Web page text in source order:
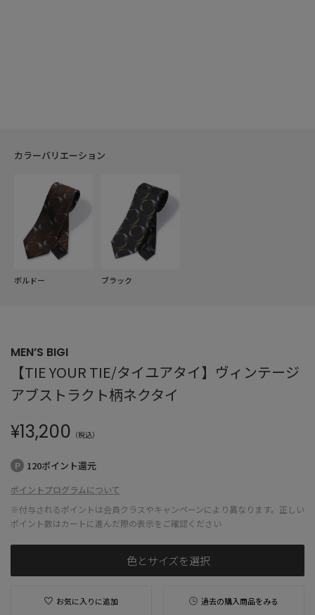
カラーバリエーション
ボルドー ブラック
MEN’S BIGI
【TIE YOUR TIE/タイユアタイ】ヴィンテージ
アブストラクト柄ネクタイ
¥13,200 （税込）
120ポイント還元
ポイントプログラムについて
※付与されるポイントは会員クラスやキャンペーンにより異なります。正しい
ポイント数はカートに進んだ際の表示をご確認ください
色とサイズを選択
お気に入りに追加 過去の購入商品をみる